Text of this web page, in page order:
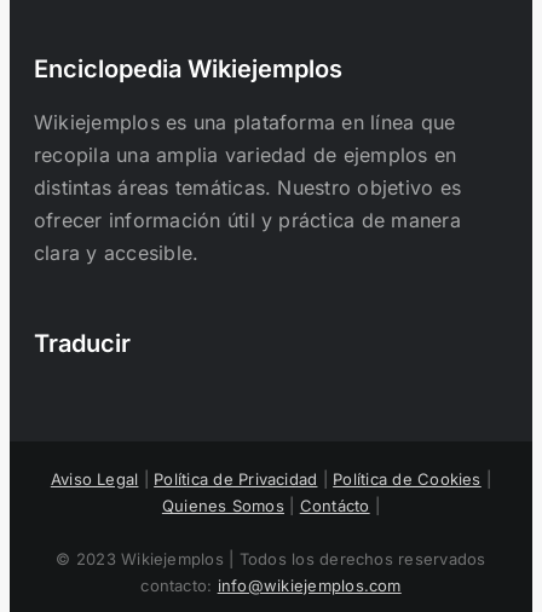
Enciclopedia Wikiejemplos
Wikiejemplos es una plataforma en línea que
recopila una amplia variedad de ejemplos en
distintas áreas temáticas. Nuestro objetivo es
ofrecer información útil y práctica de manera
clara y accesible.
Traducir
Aviso Legal Política de Privacidad Política de Cookies
Quienes Somos
Contácto
© 2023 Wikiejemplos | Todos los derechos reservados
contacto: info@wikiejemplos.com